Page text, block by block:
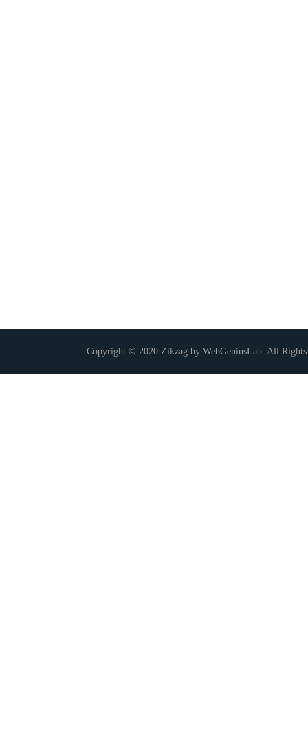
Copyright © 2020 Zikzag by WebGeniusLab. All Rights